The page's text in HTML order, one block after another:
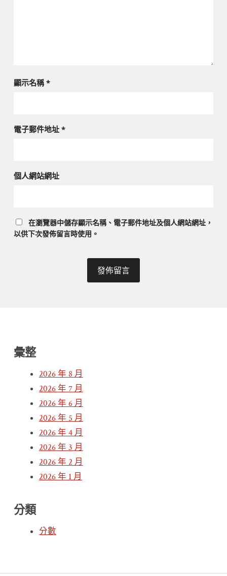
顯示名稱*
電子郵件地址 *
個人網站網址
在瀏覽器中儲存顯示名稱、電子郵件地址及個人網站網址，
以供下次發佈留言時使用。
彙整
2026 年 8 月
2026 年 7 月
2026 年 6 月
2026 年 5 月
2026 年 4 月
2026 年 3 月
2026 年 2 月
2026 年 1 月
分類
分數